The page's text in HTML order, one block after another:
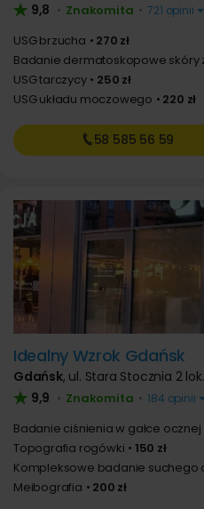
9,8 • Znakomita • 721 opinii
USG brzucha
270 zł
Badanie dermatoskopowe skóry
USG tarczycy
250 zł
USG układu moczowego
220 zł
58 585 56 59
Idealny Wzrok Gdańsk
Gdańsk, ul. Stara Stocznia 2
9,9 • Znakomita • 184 opinii
Badanie ciśnienia w gałce ocznej
Topografia rogówki
150 zł
Kompleksowe badanie suchego
Meibografia
200 zł